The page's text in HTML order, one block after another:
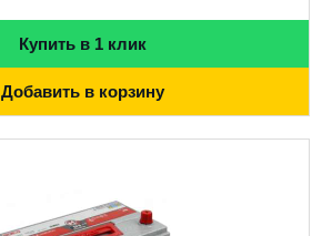
Купить в 1 клик
Добавить в корзину